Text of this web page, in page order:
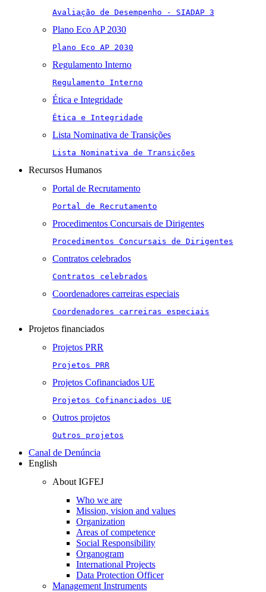
Avaliação de Desempenho - SIADAP 3
Plano Eco AP 2030
Plano Eco AP 2030
Regulamento Interno
Regulamento Interno
Ética e Integridade
Ética e Integridade
Lista Nominativa de Transições
Lista Nominativa de Transições
Recursos Humanos
Portal de Recrutamento
Portal de Recrutamento
Procedimentos Concursais de Dirigentes
Procedimentos Concursais de Dirigentes
Contratos celebrados
Contratos celebrados
Coordenadores carreiras especiais
Coordenadores carreiras especiais
Projetos financiados
Projetos PRR
Projetos PRR
Projetos Cofinanciados UE
Projetos Cofinanciados UE
Outros projetos
Outros projetos
Canal de Denúncia
English
About IGFEJ
Who we are
Mission, vision and values
Organization
Areas of competence
Social Responsibility
Organogram
International Projects
Data Protection Officer
Management Instruments